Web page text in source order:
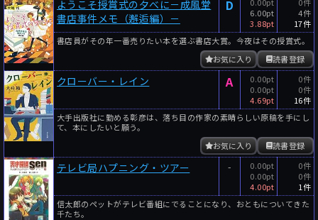
ようこそ授賞式の夕べに－成風堂
書店事件メモ（邂逅編）－
D
6.00pt
3.88pt
4件
17件
書店員がその年一番売りたい本を選ぶ書店大賞。今夜はその授賞式。
読書登録
お気に入り
クローバー・レイン A
0.00pt
0.00pt
4.69pt
0件
0件
16件
大手出版社に勤める彰彦は、落ち目の作家の素晴らしい原稿を手にし
て、本にしたいと願う。
読書登録
お気に入り
テレビ局ハプニング・ツアー -
0.00pt
0.00pt
4.00pt
0件
0件
1件
信太郎のペットがテレビ番組にでることになり、おともについてきた
千たち。